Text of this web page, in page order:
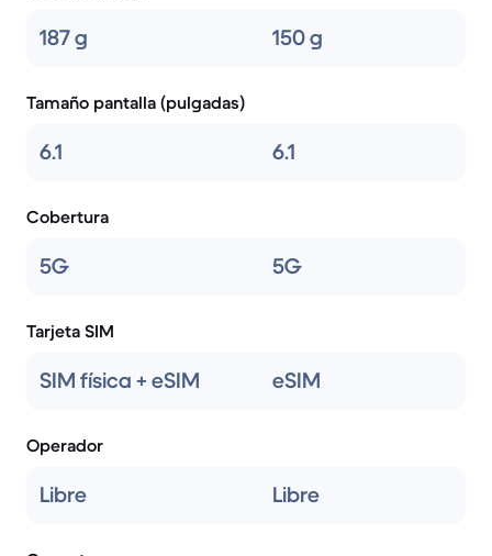
187 g 150 g
Tamaño pantalla (pulgadas)
6.1 6.1
Cobertura
5G 5G
Tarjeta SIM
SIM física + eSIM eSIM
Operador
Libre Libre